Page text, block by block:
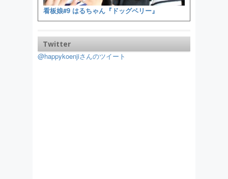
看板娘#9 はるちゃん『ドッグベリー』
Twitter
@happykoenjiさんのツイート